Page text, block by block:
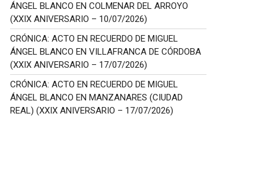
ÁNGEL BLANCO EN COLMENAR DEL ARROYO
(XXIX ANIVERSARIO – 10/07/2026)
CRÓNICA: ACTO EN RECUERDO DE MIGUEL
ÁNGEL BLANCO EN VILLAFRANCA DE CÓRDOBA
(XXIX ANIVERSARIO – 17/07/2026)
CRÓNICA: ACTO EN RECUERDO DE MIGUEL
ÁNGEL BLANCO EN MANZANARES (CIUDAD
REAL) (XXIX ANIVERSARIO – 17/07/2026)